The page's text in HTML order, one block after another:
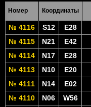
Номер Координаты
№ 4116 S12 E28
№ 4115
N21 E42
№ 4114
N17 E28
№ 4113
N10 E20
№ 4111
N14 E02
№ 4110
N06 W56